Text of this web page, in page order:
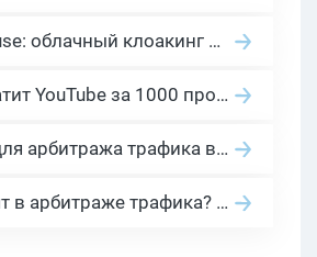
Cloaking House: облачный клоакинг для фильтрации ботов FB и Google Ads — гайд PHP-интеграции 2026
Сколько платит YouTube за 1000 просмотров в 2026: реальные цифры от 0.5 до 36 USD по ГЕО
Нейросети для арбитража трафика в 2026: инструменты, кейсы и AI-медиабайеры
За что платят в арбитраже трафика? 30 моделей оплаты в бурж и СНГ партнерках